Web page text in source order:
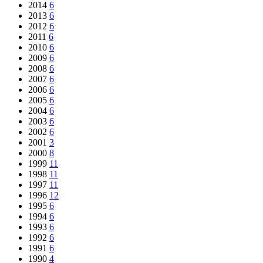
2014 6
2013 6
2012 6
2011 6
2010 6
2009 6
2008 6
2007 6
2006 6
2005 6
2004 6
2003 6
2002 6
2001 3
2000 8
1999 11
1998 11
1997 11
1996 12
1995 6
1994 6
1993 6
1992 6
1991 6
1990 4